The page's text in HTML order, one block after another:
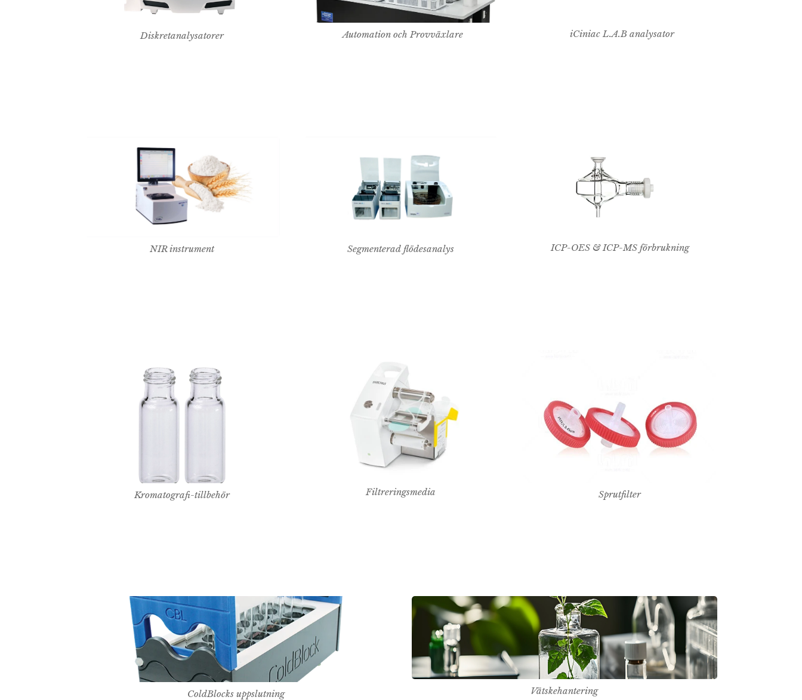
Diskretanalysatorer Automation och Provväxlare iCiniac L.A.B analysator
NIR instrument Segmenterad flödesanalys ICP-OES & ICP-MS förbrukning
Kromatografi-tillbehör Filtreringsmedia Sprutfilter
ColdBlocks uppslutning Vätskehantering